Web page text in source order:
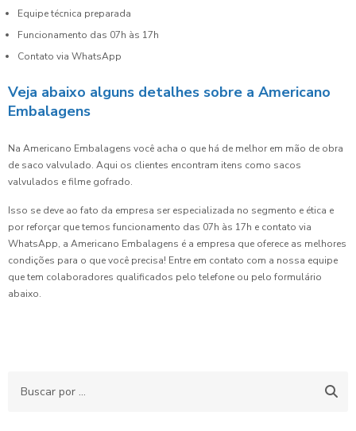
Equipe técnica preparada
Funcionamento das 07h às 17h
Contato via WhatsApp
Veja abaixo alguns detalhes sobre a Americano
Embalagens
Na Americano Embalagens você acha o que há de melhor em mão de obra
de saco valvulado. Aqui os clientes encontram itens como sacos
valvulados e filme gofrado.
Isso se deve ao fato da empresa ser especializada no segmento e ética e
por reforçar que temos funcionamento das 07h às 17h e contato via
WhatsApp, a Americano Embalagens é a empresa que oferece as melhores
condições para o que você precisa! Entre em contato com a nossa equipe
que tem colaboradores qualificados pelo telefone ou pelo formulário
abaixo.